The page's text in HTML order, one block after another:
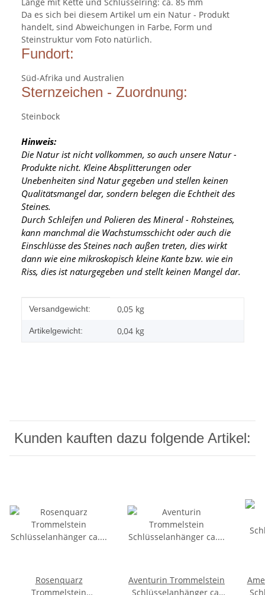
Da es sich bei diesem Artikel um ein Natur - Produkt
handelt, sind Abweichungen in Farbe, Form und
Steinstruktur vom Foto natürlich.
Fundort:
Süd-Afrika und Australien
Sternzeichen - Zuordnung:
Steinbock
Hinweis:
Die Natur ist nicht vollkommen, so auch unsere Natur -
Produkte nicht. Kleine Absplitterungen oder
Unebenheiten sind Natur gegeben und stellen keinen
Qualitätsmangel dar, sondern belegen die Echtheit des
Steines.
Durch Schleifen und Polieren des Mineral - Rohsteines,
kann manchmal die Wachstumsschicht oder auch die
Einschlüsse des Steines nach außen treten, dies wirkt
dann wie eine mikroskopisch kleine Kante bzw. wie ein
Riss, dies ist naturgegeben und stellt keinen Mangel dar.
Produkteigenschaft
Wert
Versandgewicht: 0,05 kg
Artikelgewicht: 0,04 kg
Kunden kauften dazu folgende Artikel:
Rosenquarz
Trommelstein
Aventurin Trommelstein
Schlüsselanhänger ca.